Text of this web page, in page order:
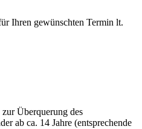
Ihren gewünschten Termin lt.
Überquerung des
ab ca. 14 Jahre (entsprechende